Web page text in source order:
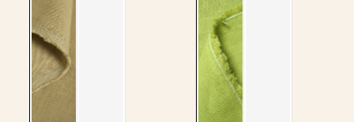
oz/yd²
(caqui)
(Lima)